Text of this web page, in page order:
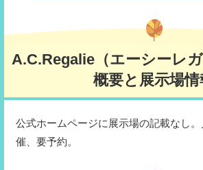
A.C.Regalie（エーシーレ
概要と展示場情
公式ホームページに展示場の記載なし
催、要予約。